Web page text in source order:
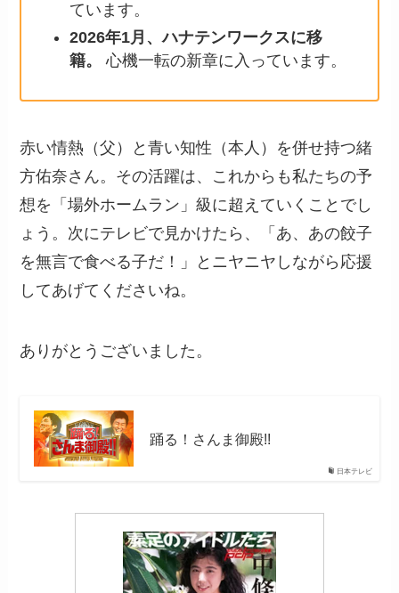
ています。
2026年1月、ハナテンワークスに移
籍。
心機一転の新章に入っています。
赤い情熱（父）と青い知性（本人）を併せ持つ緒
方佑奈さん。その活躍は、これからも私たちの予
想を「場外ホームラン」級に超えていくことでし
ょう。次にテレビで見かけたら、「あ、あの餃子
を無言で食べる子だ！」とニヤニヤしながら応援
してあげてくださいね。
ありがとうございました。
日本テレビ
踊る！さんま御殿!!